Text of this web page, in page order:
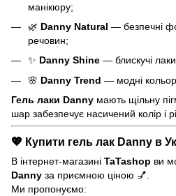
манікюру;
🌿 Danny Natural — безпечні
речовин;
✨ Danny Shine — блискучі
🌸 Danny Trend — модні
Гель лаки Danny мають щільну
шар забезпечує насичений колір і
💖 Купити гель лак Danny в
В інтернет-магазині TaTashop ви
Danny за приємною ціною 💅.
Ми пропонуємо: